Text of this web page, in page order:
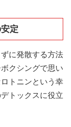
定
に発散する方法
クシングで思い
トニンという幸
トックスに役立